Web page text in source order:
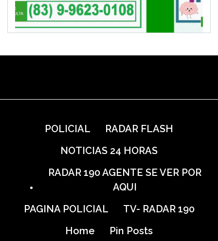
POLICIAL
RADAR FLASH
NOTICIAS 24 HORAS
RADAR 190 AGENTE SE VER POR
AQUI
PAGINA POLICIAL
TV- RADAR 190
Home
Pin Posts